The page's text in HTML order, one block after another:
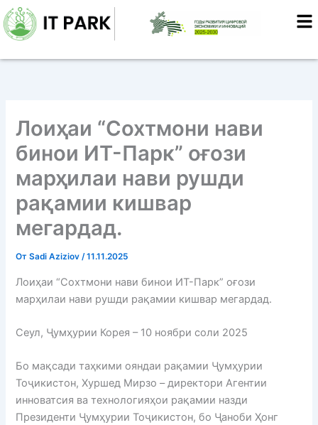
Перейти
к
содержимому
Лоиҳаи “Сохтмони нави
бинои ИТ-Парк” оғози
марҳилаи нави рушди
рақамии кишвар
мегардад.
ОтSadi Aziziov/11.11.2025
Лоиҳаи “Сохтмони нави бинои ИТ-Парк” оғози
марҳилаи нави рушди рақамии кишвар мегардад.
Сеул, Ҷумҳурии Корея – 10 ноябри соли 2025
Бо мақсади таҳкими ояндаи рақамии Ҷумҳурии
Тоҷикистон, Хуршед Мирзо – директори Агентии
инноватсия ва технологияҳои рақамии назди
Президенти Ҷумҳурии Тоҷикистон, бо Ҷаноби Ҳонг